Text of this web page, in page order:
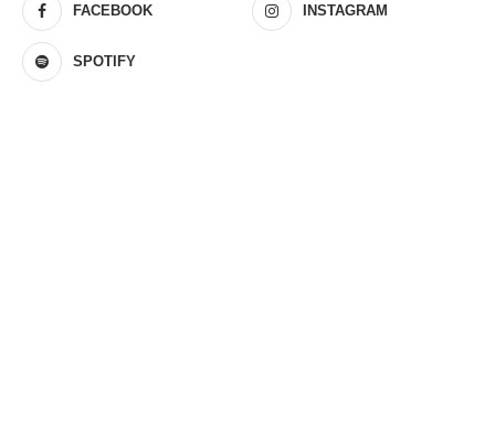
FACEBOOK INSTAGRAM
SPOTIFY